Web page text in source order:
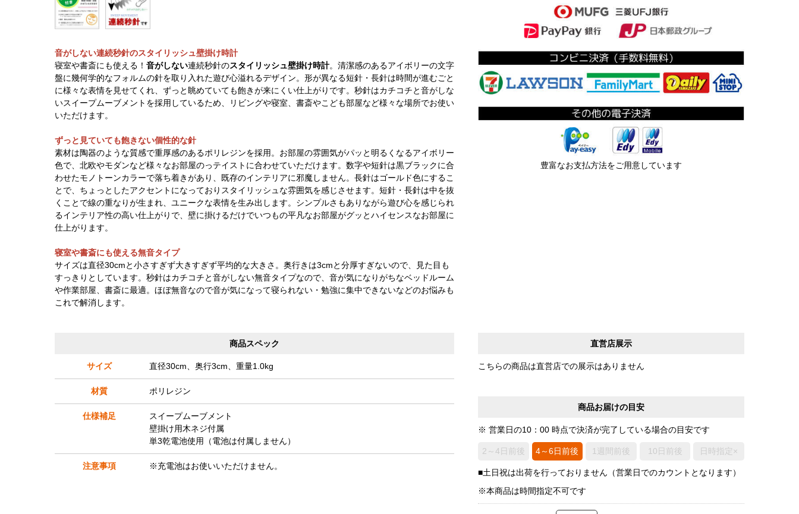
音がしない連続秒針のスタイリッシュ壁掛け時計
寝室や書斎にも使える！ 音がしない連続秒針のスタイリッシュ壁掛け時計。清潔感のあるアイボリーの文字
盤に幾何学的なフォルムの針を取り入れた遊び心溢れるデザイン。形が異なる短針・長針は時間が進むごと
に様々な表情を見せてくれ、ずっと眺めていても飽きが来にくい仕上がりです。秒針はカチコチと音がしな
いスイープムーブメントを採用しているため、リビングや寝室、書斎やこども部屋など様々な場所でお使い
いただけます。
ずっと見ていても飽きない個性的な針
素材は陶器のような質感で重厚感のあるポリレジンを採用。お部屋の雰囲気がパッと明るくなるアイボリー
色で、北欧やモダンなど様々なお部屋のっテイストに合わせていただけます。数字や短針は黒ブラックに合
わせたモノトーンカラーで落ち着きがあり、既存のインテリアに邪魔しません。長針はゴールド色にするこ
とで、ちょっとしたアクセントになっておりスタイリッシュな雰囲気を感じさせます。短針・長針は中を抜
くことで線の重なりが生まれ、ユニークな表情を生み出します。シンプルさもありながら遊び心を感じられ
るインテリア性の高い仕上がりで、壁に掛けるだけでいつもの平凡なお部屋がグッとハイセンスなお部屋に
仕上がります。
寝室や書斎にも使える無音タイプ
サイズは直径30cmと小さすぎず大きすぎず平均的な大きさ。奥行きは3cmと分厚すぎないので、見た目も
すっきりとしています。秒針はカチコチと音がしない無音タイプなので、音が気になりがちなベッドルーム
や作業部屋、書斎に最適。ほぼ無音なので音が気になって寝られない・勉強に集中できないなどのお悩みも
これで解消します。
豊富なお支払方法をご用意しています
直営店展示
こちらの商品は直営店での展示はありません
商品お届けの目安
※ 営業日の10：00 時点で決済が完了している場合の目安です
2～4日前後 4～6日前後 1週間前後 10日前後 日時指定×
■土日祝は出荷を行っておりません（営業日でのカウントとなります）
※本商品は時間指定不可です
商品スペック
サイズ 直径30cm、奥行3cm、重量1.0kg
材質 ポリレジン
仕様補足
スイープムーブメント
壁掛け用木ネジ付属
単3乾電池使用（電池は付属しません）
注意事項 ※充電池はお使いいただけません。